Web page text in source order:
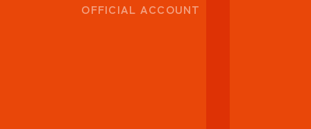
OFFICIAL ACCOUNT